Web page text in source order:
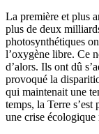
La première et plus
plus de deux
photosynthétiques
l’oxygène libre. Ce
d’alors. Ils ont dû
provoqué la
qui maintenait une
temps, la Terre
une crise écologique